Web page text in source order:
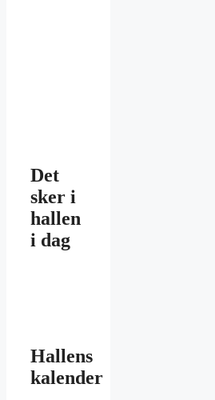
Det
sker i
hallen
i dag
Hallens
kalender